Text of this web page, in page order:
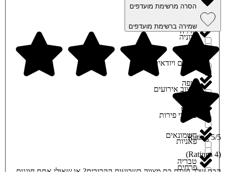
נגנים
נדוניה
ספרים ויודאיקה
עיצוב אירועים
עיצובי פירות
פאניות
פרחים
זיכרון יעקב
חדרה
חיפה
חריש
חשמונאים
טבריה
הסרה מרשימת מועדפים
שמירה ברשימת מועדפים
5/5 Rating
(4 Ratings)